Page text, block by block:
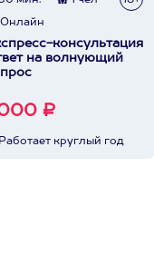
Онлайн
консультация
на волнующий
₽
Работает круглый год